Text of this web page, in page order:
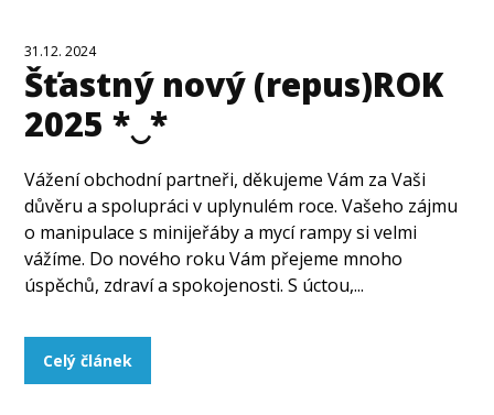
31.12. 2024
Šťastný nový (repus)ROK
2025 *‿*
Vážení obchodní partneři, děkujeme Vám za Vaši
důvěru a spolupráci v uplynulém roce. Vašeho zájmu
o manipulace s minijeřáby a mycí rampy si velmi
vážíme. Do nového roku Vám přejeme mnoho
úspěchů, zdraví a spokojenosti. S úctou,...
Celý článek